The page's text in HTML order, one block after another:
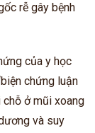
rễ gây bệnh
của y học
chứng luận
chỗ ở mũi xoang
và suy